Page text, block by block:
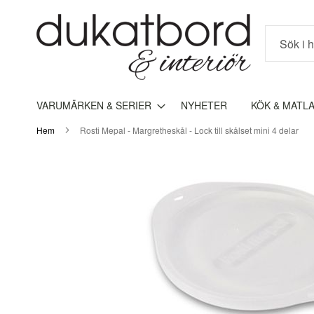
Sök
VARUMÄRKEN & SERIER NYHETER KÖK &
Hem Rosti Mepal - Margretheskål - Lock till skålset mini 4 delar